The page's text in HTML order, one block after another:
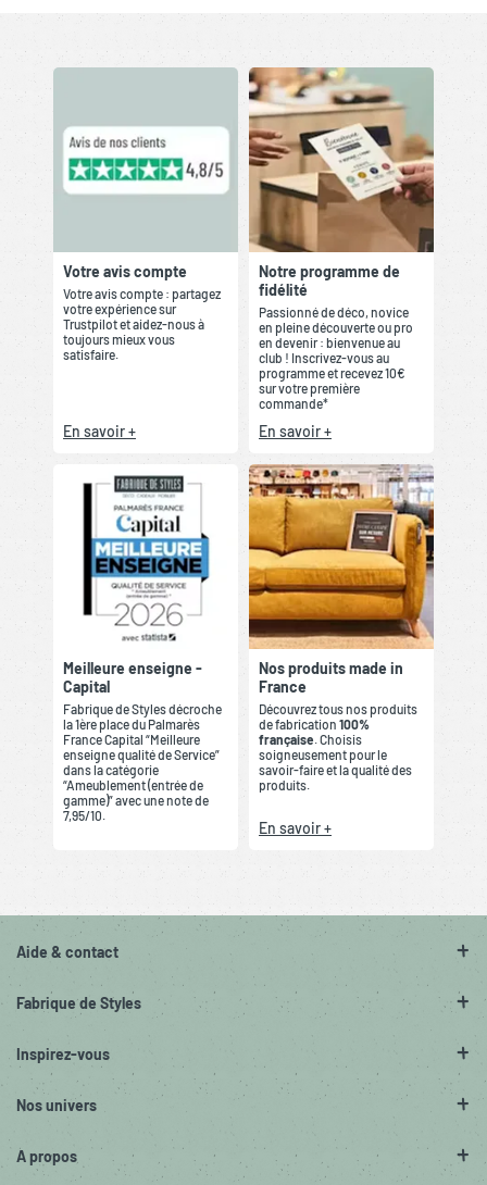
Votre avis compte
Votre avis compte : partagez
votre expérience sur
Trustpilot et aidez-nous à
toujours mieux vous
satisfaire.
En savoir +
Notre programme de
fidélité
Passionné de déco, novice
en pleine découverte ou pro
en devenir : bienvenue au
club ! Inscrivez-vous au
programme et recevez 10€
sur votre première
commande*
En savoir +
Meilleure enseigne -
Capital
Fabrique de Styles décroche
la 1ère place du Palmarès
France Capital “Meilleure
enseigne qualité de Service”
dans la catégorie
“Ameublement (entrée de
gamme)” avec une note de
7,95/10.
Nos produits made in
France
Découvrez tous nos produits
de fabrication 100%
française. Choisis
soigneusement pour le
savoir-faire et la qualité des
produits.
En savoir +
Aide & contact
Fabrique de Styles
Inspirez-vous
Nos univers
A propos